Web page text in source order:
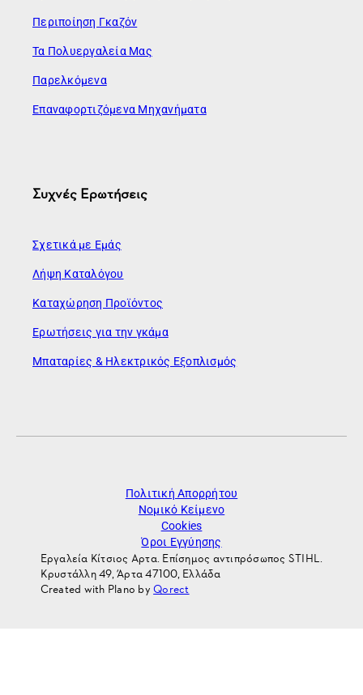
Περιποίηση Γκαζόν
Τα Πολυεργαλεία Μας
Παρελκόμενα
Επαναφορτιζόμενα Μηχανήματα
Συχνές Ερωτήσεις
Σχετικά με Εμάς
Λήψη Καταλόγου
Καταχώρηση Προϊόντος
Ερωτήσεις για την γκάμα
Μπαταρίες & Ηλεκτρικός Εξοπλισμός
Πολιτική Απορρήτου
Νομικό Κείμενο
Cookies
Όροι Εγγύησης
Εργαλεία Κίτσιος Αρτα. Επίσημος αντιπρόσωπος STIHL.
Κρυστάλλη 49, Άρτα 47100, Ελλάδα
Created with Plano byQorect